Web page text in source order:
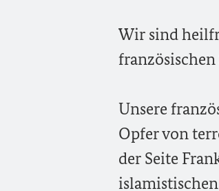
Wir sind
Unsere
Opfer von
der Seite